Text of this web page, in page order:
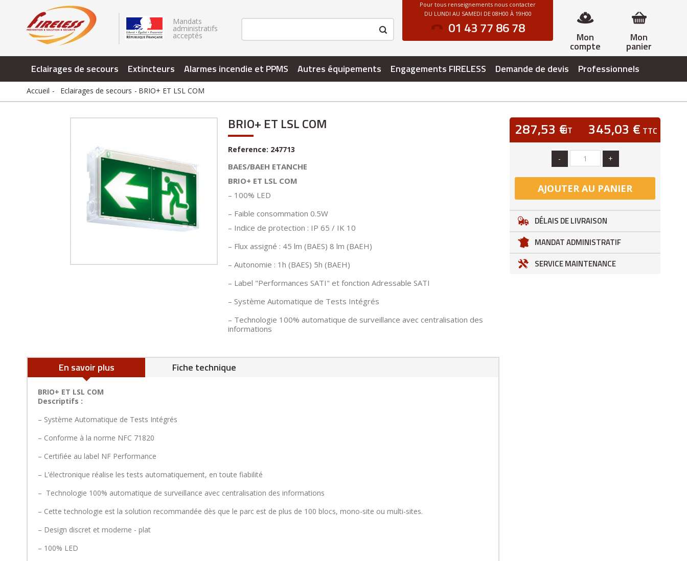
Mandats
administratifs
acceptés Mon
panier
Mon
compte
Pour tous renseignements nous contacter
DU LUNDI AU SAMEDI DE 08H00 À 19H00
01 43 77 86 78
Eclairages de secours Extincteurs Alarmes incendie et PPMS Autres équipements Engagements FIRELESS Demande de devis Professionnels
Accueil Eclairages de secours BRIO+ ET LSL COM
BRIO+ ET LSL COM
Reference: 247713
BAES/BAEH ETANCHE
BRIO+ ET LSL COM
– 100% LED
– Faible consommation 0.5W
– Indice de protection : IP 65 / IK 10
– Flux assigné : 45 lm (BAES) 8 lm (BAEH)
– Autonomie : 1h (BAES) 5h (BAEH)
– Label "Performances SATI" et fonction Adressable SATI
– Système Automatique de Tests Intégrés
– Technologie 100% automatique de surveillance avec centralisation des
informations
En savoir plus Fiche technique
BRIO+ ET LSL COM
Descriptifs :
– Système Automatique de Tests Intégrés
– Conforme à la norme NFC 71820
– Certifiée au label NF Performance
– L’électronique réalise les tests automatiquement, en toute fiabilité
– Technologie 100% automatique de surveillance avec centralisation des informations
– Cette technologie est la solution recommandée dès que le parc est de plus de 100 blocs, mono-site ou multi-sites.
– Design discret et moderne - plat
– 100% LED
287,53 €HT 345,03 € TTC
- +
AJOUTER AU PANIER
DÉLAIS DE LIVRAISON
MANDAT ADMINISTRATIF
SERVICE MAINTENANCE